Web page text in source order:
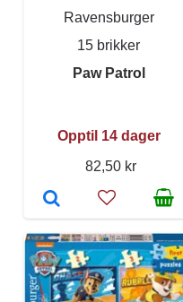
Ravensburger
15 brikker
Paw Patrol
Opptil 14 dager
82,50 kr